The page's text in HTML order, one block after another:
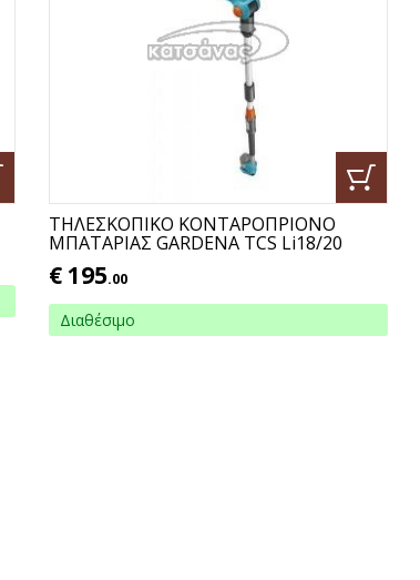
ΤΗΛΕΣΚΟΠΙΚΟ ΚΟΝΤΑΡΟΠΡΙΟΝΟ
ΜΠΑΤΑΡΙΑΣ GARDENA TCS Li18/20
€ 195.00
Διαθέσιμο